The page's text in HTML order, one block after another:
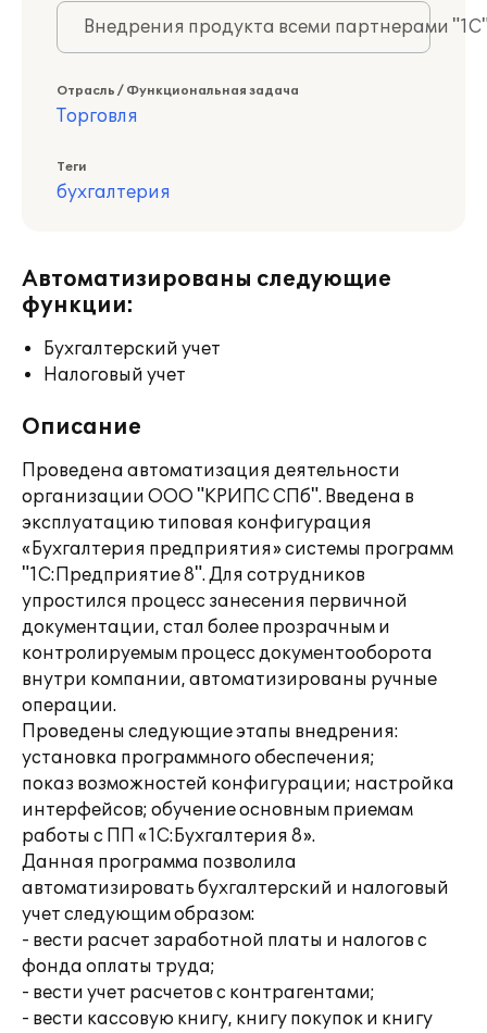
Внедрения продукта всеми партнерами
Отрасль / Функциональная задача
Торговля
Теги
бухгалтерия
Автоматизированы следующие
функции:
Бухгалтерский учет
Налоговый учет
Описание
Проведена автоматизация деятельности
организации ООО "КРИПС СПб". Введена в
эксплуатацию типовая конфигурация
«Бухгалтерия предприятия» системы программ
"1С:Предприятие 8". Для сотрудников
упростился процесс занесения первичной
документации, стал более прозрачным и
контролируемым процесс документооборота
внутри компании, автоматизированы ручные
операции.
Проведены следующие этапы внедрения:
установка программного обеспечения;
показ возможностей конфигурации; настройка
интерфейсов; обучение основным приемам
работы с ПП «1С:Бухгалтерия 8».
Данная программа позволила
автоматизировать бухгалтерский и налоговый
учет следующим образом:
- вести расчет заработной платы и налогов с
фонда оплаты труда;
- вести учет расчетов с контрагентами;
- вести кассовую книгу, книгу покупок и книгу